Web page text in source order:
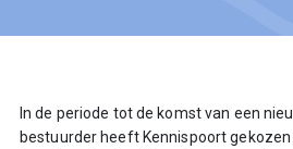
In de periode tot de komst van een
bestuurder heeft Kennispoort gekozen